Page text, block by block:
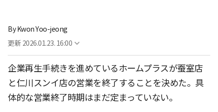
ByKwon Yoo-jeong
更新 2026.01.23. 16:00
企業再生手続きを進めているホームプラスが蚕室店
と仁川スンイ店の営業を終了することを決めた。具
体的な営業終了時期はまだ定まっていない。